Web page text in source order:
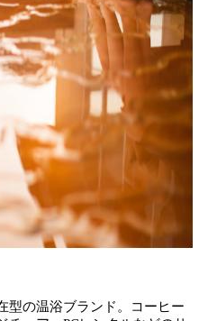
型の温浴ブランド。コーヒー